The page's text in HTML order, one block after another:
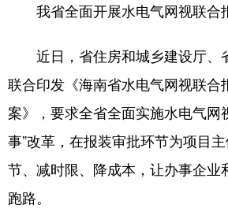
我省全面开展水电气网视联合
近日，省住房和城乡建设厅、
联合印发《海南省水电气网视联合
案》，要求全省全面实施水电气网
事”改革，在报装审批环节为项目
节、减时限、降成本，让办事企业
跑路。